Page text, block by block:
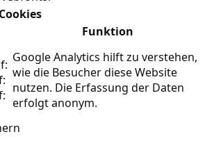
Funktion
Google Analytics hilft zu verstehen,
wie die Besucher diese Website
nutzen. Die Erfassung der Daten
erfolgt anonym.